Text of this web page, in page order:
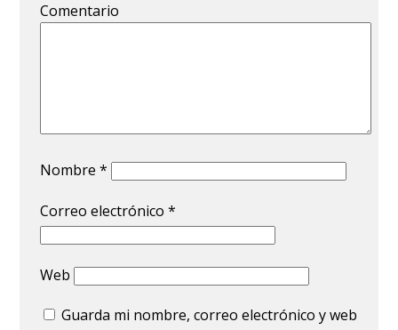
Comentario
Nombre*
Correo electrónico*
Web
Guarda mi nombre, correo electrónico y web